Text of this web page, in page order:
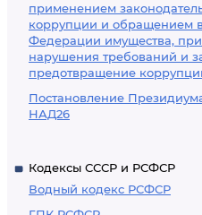
применением
коррупции и обращением
Федерации имущества,
нарушения требований и
предотвращение
Постановление
НАД26
Кодексы СССР и РСФСР
Водный кодекс РСФСР